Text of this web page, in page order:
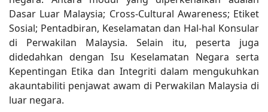
Dasar Luar Malaysia; Cross-Cultural Awareness; Etiket
Sosial; Pentadbiran, Keselamatan dan Hal-hal Konsular
di Perwakilan Malaysia. Selain itu, peserta juga
didedahkan dengan Isu Keselamatan Negara serta
Kepentingan Etika dan Integriti dalam mengukuhkan
akauntabiliti penjawat awam di Perwakilan Malaysia di
luar negara.